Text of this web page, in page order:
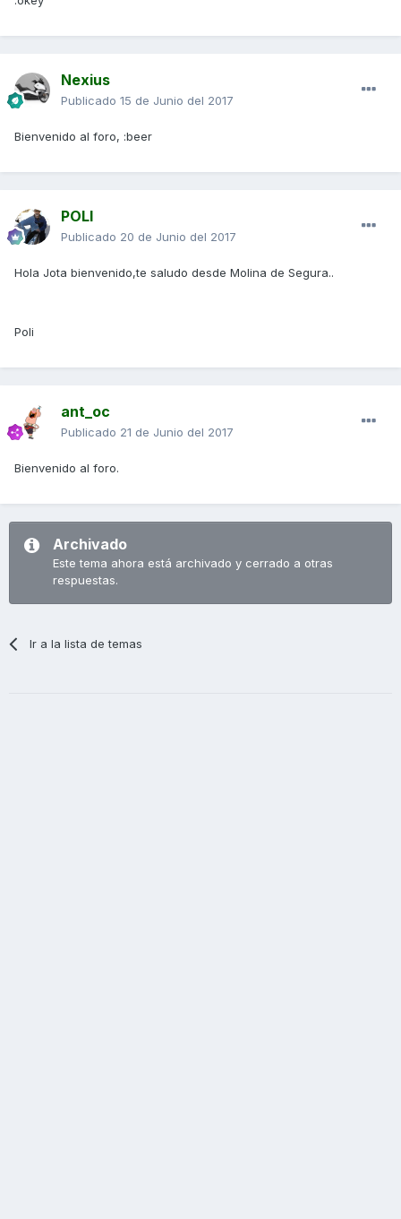
Nexius
Publicado 15 de Junio del 2017
Bienvenido al foro, :beer
POLI
Publicado 20 de Junio del 2017
Hola Jota bienvenido,te saludo desde Molina de Segura..
Poli
ant_oc
Publicado 21 de Junio del 2017
Bienvenido al foro.
Archivado
Este tema ahora está archivado y cerrado a otras
respuestas.
Ir a la lista de temas